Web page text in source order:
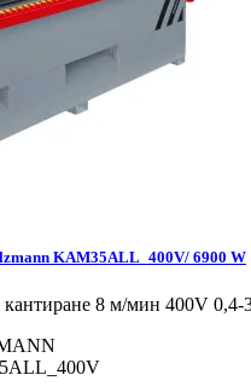
KAM35ALL_400V/ 6900 W
кантиране 8 м/мин 400V 0,4-